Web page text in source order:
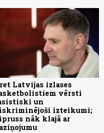
Latvijas izlases
vērsti
un
izteikumi;
nāk klajā ar